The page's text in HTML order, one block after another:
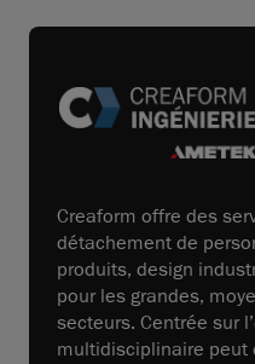
Creaform offre des
détachement de
produits, design
pour les grandes,
secteurs. Centrée sur
multidisciplinaire peut